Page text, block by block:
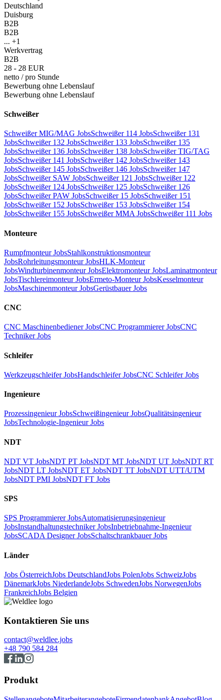
Deutschland
Duisburg
B2B
B2B
... +1
Werkvertrag
B2B
28 - 28 EUR
netto /pro Stunde
Bewerbung ohne Lebenslauf
Bewerbung ohne Lebenslauf
Schweißer
Schweißer MIG/MAG JobsSchweißer 114 JobsSchweißer 131
JobsSchweißer 132 JobsSchweißer 133 JobsSchweißer 135
JobsSchweißer 136 JobsSchweißer 138 JobsSchweißer TIG/TAG
JobsSchweißer 141 JobsSchweißer 142 JobsSchweißer 143
JobsSchweißer 145 JobsSchweißer 146 JobsSchweißer 147
JobsSchweißer SAW JobsSchweißer 121 JobsSchweißer 122
JobsSchweißer 124 JobsSchweißer 125 JobsSchweißer 126
JobsSchweißer PAW JobsSchweißer 15 JobsSchweißer 151
JobsSchweißer 152 JobsSchweißer 153 JobsSchweißer 154
JobsSchweißer 155 JobsSchweißer MMA JobsSchweißer 111 Jobs
Monteure
Rumpfmonteur JobsStahlkonstruktionsmonteur
JobsRohrleitungsmonteur JobsHLK-Monteur
JobsWindturbinenmonteur JobsElektromonteur JobsLaminatmonteur
JobsTischlereimonteur JobsErmeto-Monteur JobsKesselmonteur
JobsMaschinenmonteur JobsGerüstbauer Jobs
CNC
CNC Maschinenbediener JobsCNC Programmierer JobsCNC
Techniker Jobs
Schleifer
Werkzeugschleifer JobsHandschleifer JobsCNC Schleifer Jobs
Ingenieure
Prozessingenieur JobsSchweißingenieur JobsQualitätsingenieur
JobsTechnologie-Ingenieur Jobs
NDT
NDT VT JobsNDT PT JobsNDT MT JobsNDT UT JobsNDT RT
JobsNDT LT JobsNDT ET JobsNDT TT JobsNDT UTT/UTM
JobsNDT PMI JobsNDT FT Jobs
SPS
SPS Programmierer JobsAutomatisierungsingenieur
JobsInstandhaltungstechniker JobsInbetriebnahme-Ingenieur
JobsSCADA Designer JobsSchaltschrankbauer Jobs
Länder
Jobs ÖsterreichJobs DeutschlandJobs PolenJobs SchweizJobs
DänemarkJobs NiederlandeJobs SchwedenJobs NorwegenJobs
FrankreichJobs Belgien
Kontaktieren Sie uns
contact@weldlee.jobs
+48 790 584 284
Produkt